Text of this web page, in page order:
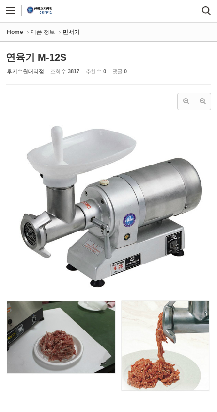
Home 제품 정보 민서기
연육기 M-12S
후지수원대리점 조회 수 3817 추천 수 0 댓글 0